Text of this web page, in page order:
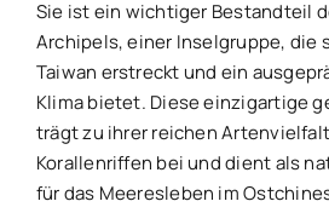
Sie ist ein wichtiger Bestandteil
Archipels, einer Inselgruppe, die
Taiwan erstreckt und ein
Klima bietet. Diese einzigartige
trägt zu ihrer reichen
Korallenriffen bei und dient als
für das Meeresleben im